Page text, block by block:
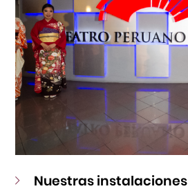
Nuestras instalaciones